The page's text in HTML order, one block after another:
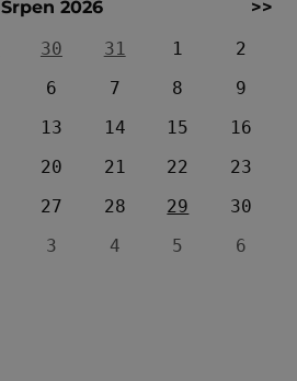
Srpen 2026
>>
30 31 1
2
6 7 8
9
13 14 15
16
20 21 22
23
27 28 29
30
3 4 5 6